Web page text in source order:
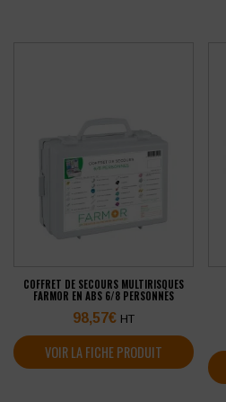
COFFRET DE SECOURS MULTIRISQUES
FARMOR EN ABS 6/8 PERSONNES
98,57€ HT
VOIR LA FICHE PRODUIT